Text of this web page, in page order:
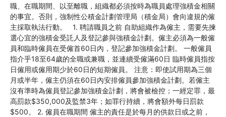
職、在職期間、以至離職，組織都必須按時為職員處理強積金相關
的事宜。否則，強制性公積金計劃管理局（積金局）會向違規的僱
主採取執法行動。 1. 聘請職員之前 自助組織作為僱主，需要先揀
選心宜的強積金受託人及登記參與強積金計劃。僱主必須為一般僱
員和臨時僱員在受僱首60日內，登記參加強積金計劃。 一般僱員
指介乎18至64歲的全職或兼職，並連續受僱滿60日 臨時僱員指按
日僱用或僱用期少於60日的短期僱員。 注意：即使試用期為三個
月或半年，僱主仍須在60日內安排僱員參加強積金計劃。若僱主
沒有準時為僱員登記參加強積金計劃，將會被檢控；一經定罪，最
高罰款$350,000及監禁3年；如罪行持續，將會額外每日罰款
$500。 2. 僱員在職期間 僱主的責任是於每月的供款日或之前，